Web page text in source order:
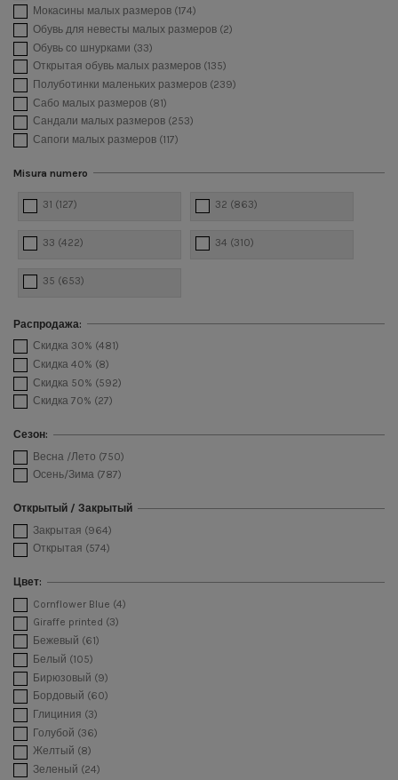
Мокасины малых размеров (174)
Обувь для невесты малых размеров (2)
Обувь со шнурками (33)
Открытая обувь малых размеров (135)
Полуботинки маленьких размеров (239)
Сабо малых размеров (81)
Сандали малых размеров (253)
Сапоги малых размеров (117)
Misura numero
31 (127) 32 (863)
33 (422) 34 (310)
35 (653)
Распродажа:
Скидка 30% (481)
Скидка 40% (8)
Скидка 50% (592)
Скидка 70% (27)
Сезон:
Весна /Лето (750)
Осень/Зима (787)
Открытый / Закрытый
Закрытая (964)
Открытая (574)
Цвет:
Cornflower Blue (4)
Giraffe printed (3)
Бежевый (61)
Белый (105)
Бирюзовый (9)
Бордовый (60)
Глициния (3)
Голубой (36)
Желтый (8)
Зеленый (24)